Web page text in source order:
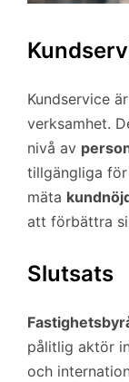
Kundservice
verksamhet.
nivå av
tillgängliga för
mäta
att förbättra
Slutsats
pålitlig aktör
och